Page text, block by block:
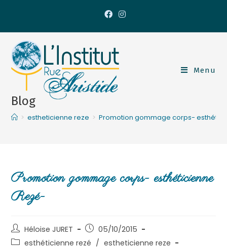
Menu
Blog
> estheticienne reze > Promotion gommage corps-
Promotion gommage corps- esthéticienne
Rezé-
Héloise JURET
05/10/2015
esthéticienne rezé / estheticienne reze